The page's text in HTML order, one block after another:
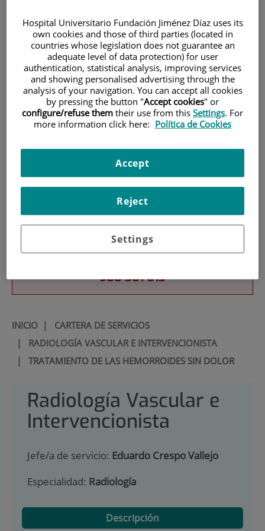
Investigación
900 301 013
INICIO| CARTERA DE SERVICIOS
| RADIOLOGÍA VASCULAR E INTERVENCIONISTA
| TRATAMIENTO DE LAS HEMORROIDES SIN DOLOR
Radiología Vascular e
Intervencionista
Jefe/a de servicio: Eduardo Crespo Vallejo
Especialidad: Radiología
Descripción
Hospital Universitario Fundación Jiménez Díaz uses its
own cookies and those of third parties (located in
countries whose legislation does not guarantee an
adequate level of data protection) for user
authentication, statistical analysis, improving services
and showing personalised advertising through the
analysis of your navigation. You can accept all cookies
by pressing the button "Accept cookies" or
configure/refuse them their use from this Settings. For
more information click here: Política de Cookies
Settings
Reject
Accept